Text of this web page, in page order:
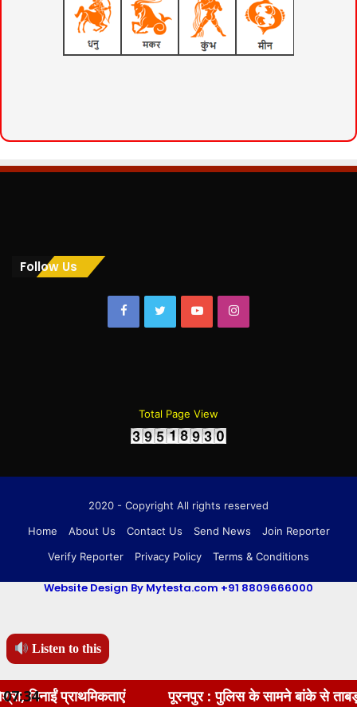
Listen to this
Follow Us
FacebookTwitterYouTubeInstagram
Total Page View
2020 - Copyright All rights reserved
Home
About Us Contact Us Send News
Join Reporter
Verify Reporter
Privacy Policy Terms & Conditions
Website Design By Mytesta.com +91 8809666000
पूरनपुर : पुलिस के सामने बांके से ताबड़तोड़ प्रहार
07:34